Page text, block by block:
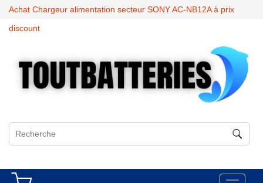
Achat Chargeur alimentation secteur SONY AC-NB12A à prix
discount